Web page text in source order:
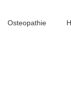
Osteopathie